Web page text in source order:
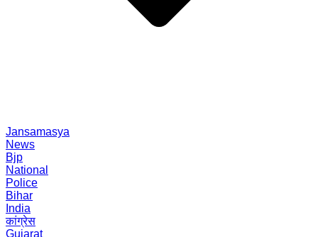
Jansamasya
News
Bjp
National
Police
Bihar
India
कांग्रेस
Gujarat